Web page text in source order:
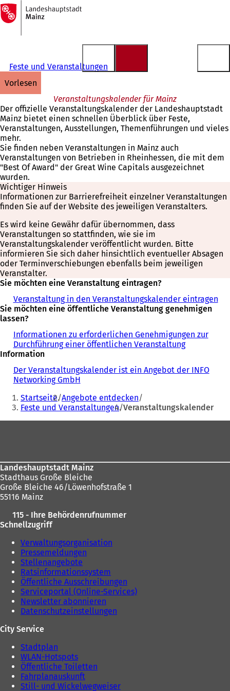
Inhalt anspringen
Zur
Startseite
Feste und Veranstaltungen
vorlesen
Veranstaltungskalender für Mainz
Der offizielle Veranstaltungskalender der Landeshauptstadt
Mainz bietet einen schnellen Überblick über Feste,
Veranstaltungen, Ausstellungen, Themenführungen und vieles
mehr.
Sie finden neben Veranstaltungen in Mainz auch
Veranstaltungen von Betrieben in Rheinhessen, die mit dem
"Best Of Award" der Great Wine Capitals ausgezeichnet
wurden.
Wichtiger Hinweis
Informationen zur Barrierefreiheit einzelner Veranstaltungen
finden Sie auf der Website des jeweiligen Veranstalters.
Es wird keine Gewähr dafür übernommen, dass
Veranstaltungen so stattfinden, wie sie im
Veranstaltungskalender veröffentlicht wurden. Bitte
informieren Sie sich daher hinsichtlich eventueller Absagen
oder Terminverschiebungen ebenfalls beim jeweiligen
Veranstalter.
Sie möchten eine Veranstaltung eintragen?
Veranstaltung in den Veranstaltungskalender eintragen
Sie möchten eine öffentliche Veranstaltung genehmigen
lassen?
Informationen zu erforderlichen Genehmigungen zur
Durchführung einer öffentlichen Veranstaltung
Information
Der Veranstaltungskalender ist ein Angebot der INFO
Networking GmbH
Sie
befinden
sich
Startseite Angebote entdecken
Feste und Veranstaltungen Veranstaltungskalender
Landeshauptstadt Mainz
Stadthaus Große Bleiche
Große Bleiche 46/Löwenhofstraße 1
55116 Mainz
115 - Ihre Behördenrufnummer
Schnellzugriff
Verwaltungsorganisation
Pressemeldungen
Stellenangebote
Ratsinformationssystem
Öffentliche Ausschreibungen
Serviceportal (Online-Services)
Newsletter abonnieren
Datenschutzeinstellungen
City Service
Stadtplan
WLAN-Hotspots
Öffentliche Toiletten
Fahrplanauskunft
Still- und Wickelwegweiser